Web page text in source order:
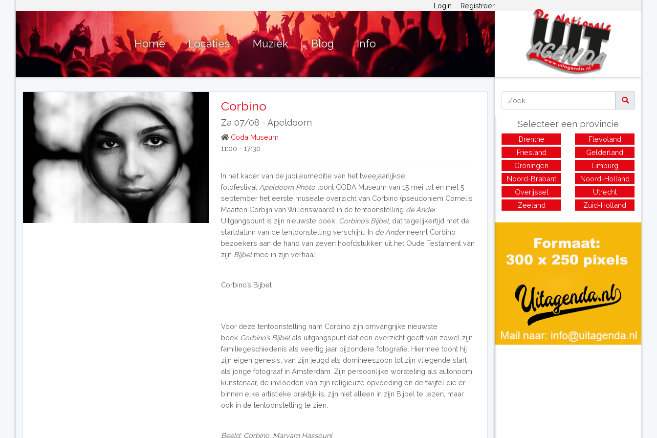
Login Registreer
Home Locaties Muziek Blog Info
Corbino
Za 07/08 -Apeldoorn
Coda Museum
11:00 - 17:30
In het kader van de jubileumeditie van het tweejaarlijkse
fotofestival Apeldoorn Photo toont CODA Museum van 15 mei tot en met 5
september het eerste museale overzicht van Corbino (pseudoniem Cornelis
Maarten Corbijn van Willenswaard) in de tentoonstelling de Ander.
Uitgangspunt is zijn nieuwste boek, Corbino’s Bijbel, dat tegelijkertijd met de
startdatum van de tentoonstelling verschijnt. In de Anderneemt Corbino
bezoekers aan de hand van zeven hoofdstukken uit het Oude Testament van
zijn Bijbelmee in zijn verhaal.
Corbino’s Bijbel
Voor deze tentoonstelling nam Corbino zijn omvangrijke nieuwste
boek Corbino’s Bijbelals uitgangspunt dat een overzicht geeft van zowel zijn
familiegeschiedenis als veertig jaar bijzondere fotografie. Hiermee toont hij
zijn eigen genesis; van zijn jeugd als domineeszoon tot zijn vliegende start
als jonge fotograaf in Amsterdam. Zijn persoonlijke worsteling als autonoom
kunstenaar, de invloeden van zijn religieuze opvoeding en de twijfel die er
binnen elke artistieke praktijk is, zijn niet alleen in zijn Bijbel te lezen, maar
ook in de tentoonstelling te zien.
Beeld: Corbino, Maryam Hassouni
Selecteer een provincie
Drenthe
Flevoland
Friesland
Gelderland
Groningen
Limburg
Noord-Brabant
Noord-Holland
Overijssel
Utrecht
Zeeland
Zuid-Holland